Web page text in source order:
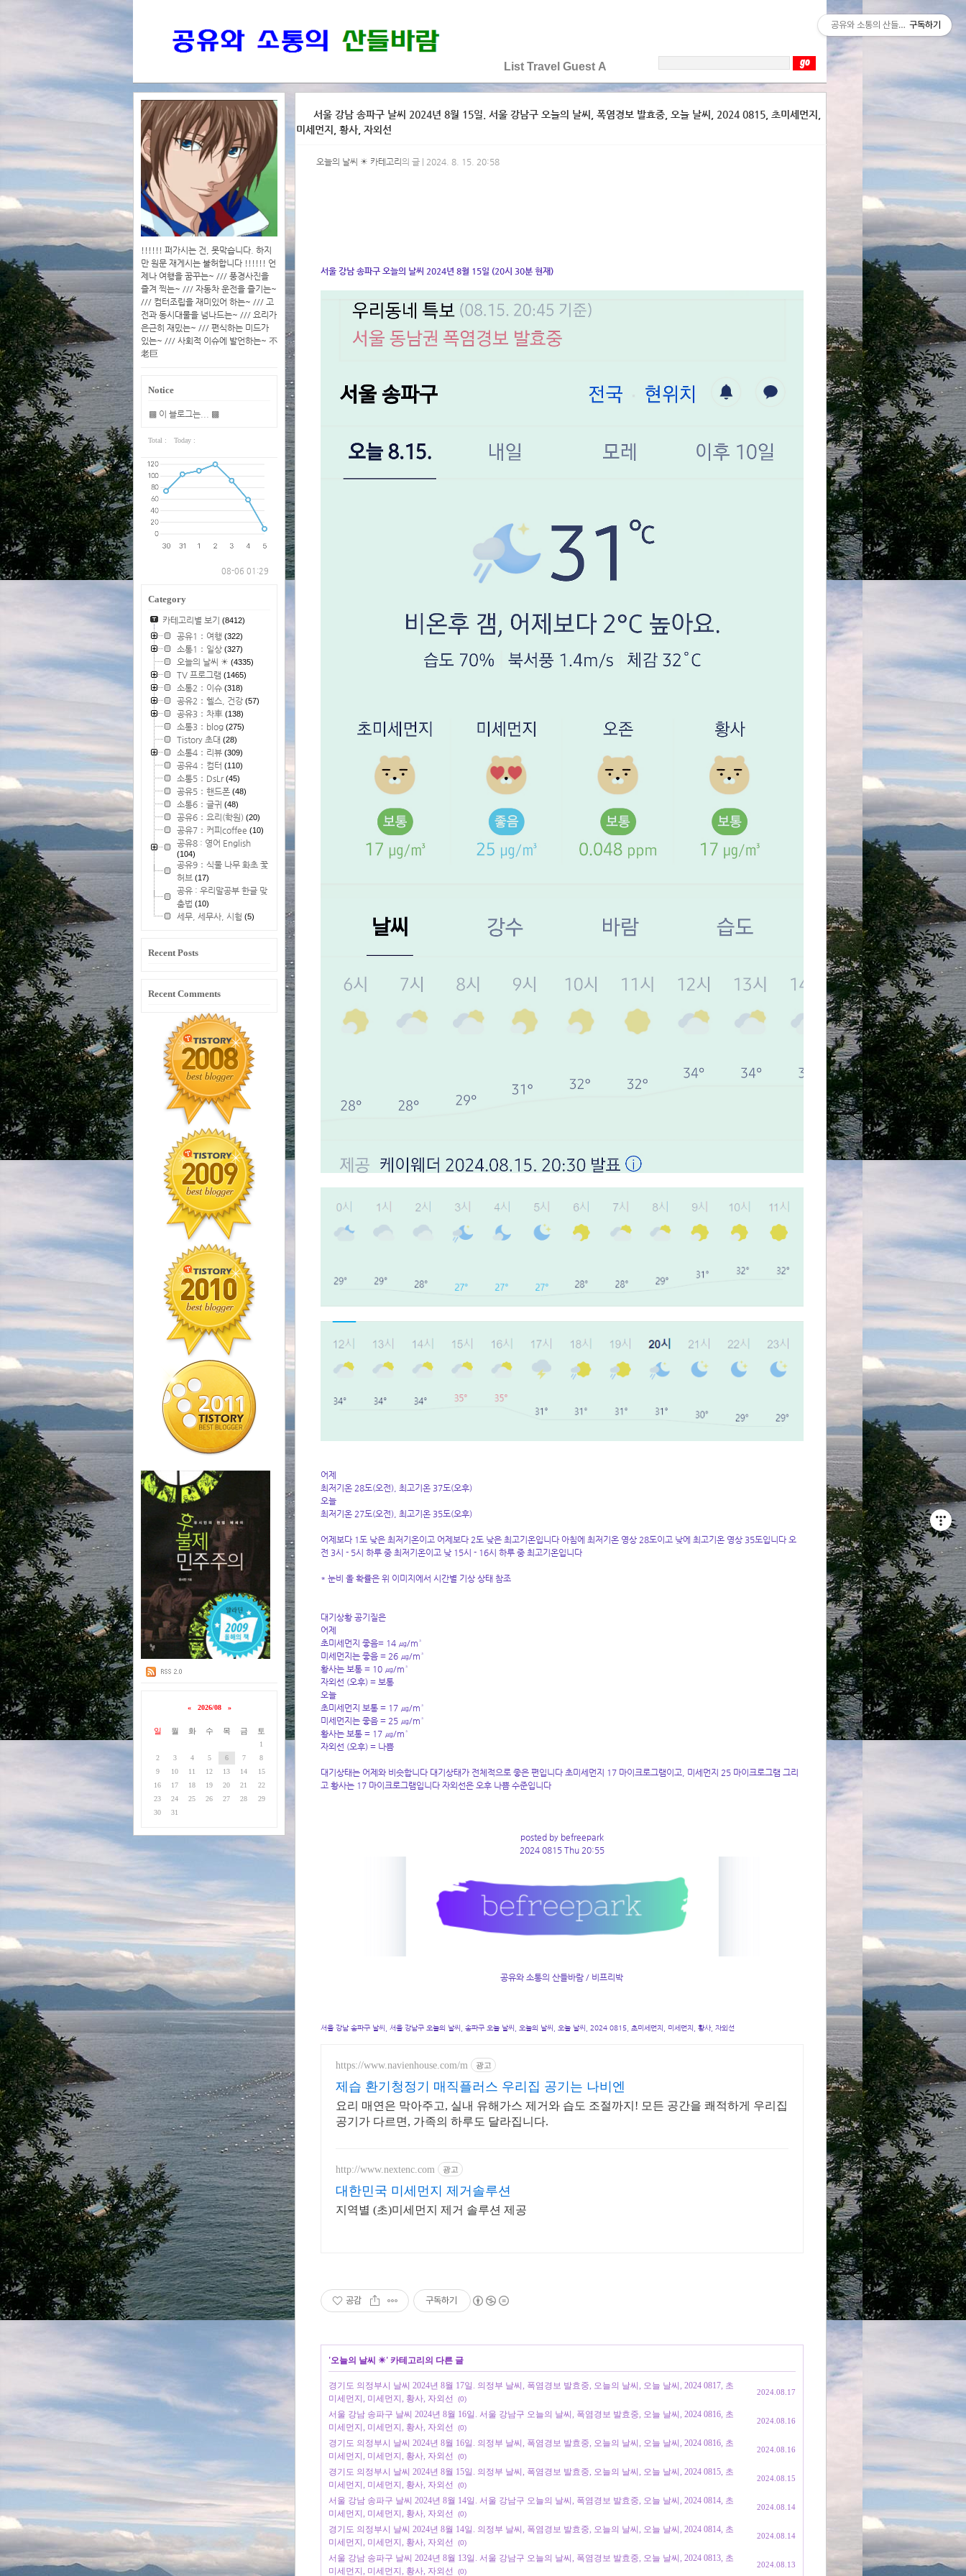
List Travel Guest A
!!!!!! 퍼가시는 건, 못막습니다. 하지
만 원문 재게시는 불허합니다 !!!!!! 언
제나 여행을 꿈꾸는~ /// 풍경사진을
즐겨 찍는~ /// 자동차 운전을 즐기는~
/// 컴터조립을 재미있어 하는~ /// 고
전과 동시대물을 넘나드는~ /// 요리가
은근히 재밌는~ /// 편식하는 미드가
있는~ /// 사회적 이슈에 발언하는~ 不
老巨
Notice
▩ 이 블로그는... ▩
Total : Today :
08-06 01:29
Category
카테고리별 보기 (8412)
공유1：여행 (322)
소통1：일상(327)
오늘의 날씨 ☀ (4335)
TV 프로그램 (1465)
소통2：이슈(318)
공유2：헬스, 건강(57)
공유3：차車(138)
소통3：blog(275)
Tistory 초대 (28)
소통4：리뷰(309)
공유4：컴터 (110)
소통5：DsLr(45)
공유5：핸드폰(48)
소통6：글귀 (48)
공유6：요리(학원)(20)
공유7：커피coffee (10)
공유8 : 영어 English
(104)
공유9：식물 나무 화초 꽃
허브 (17)
공유 : 우리말공부 한글 맞
춤법 (10)
세무, 세무사, 시험 (5)
Recent Posts
Recent Comments
« 2026/08 »
일 월 화 수 목 금 토
1
2
3 4 5 6 7
8
9
10 11 12 13 14
15
16
17 18 19 20 21
22
23
24 25 26 27 28
29
30
31
서울 강남 송파구 날씨 2024년 8월 15일. 서울 강남구 오늘의 날씨, 폭염경보 발효중, 오늘 날씨, 2024 0815, 초미세먼지,
미세먼지, 황사, 자외선
오늘의 날씨 ☀ 카테고리 의 글 | 2024. 8. 15. 20:58
서울 강남 송파구 오늘의 날씨 2024년 8월 15일 (20시 30분 현재)
어제
최저기온 28도(오전), 최고기온 37도(오후)
오늘
최저기온 27도(오전), 최고기온 35도(오후)
어제보다 1도 낮은 최저기온이고 어제보다 2도 낮은 최고기온입니다 아침에 최저기온 영상 28도이고 낮에 최고기온 영상 35도입니다 오
전 3시 - 5시 하루 중 최저기온이고 낮 15시 - 16시 하루 중 최고기온입니다
* 눈비 올 확률은 위 이미지에서 시간별 기상 상태 참조
대기상황 공기질은
어제
초미세먼지 좋음= 14 ㎍/m³
미세먼지는 좋음 = 26 ㎍/m³
황사는 보통 = 10 ㎍/m³
자외선 (오후) = 보통
오늘
초미세먼지 보통 = 17 ㎍/m³
미세먼지는 좋음 = 25 ㎍/m³
황사는 보통 = 17 ㎍/m³
자외선 (오후) = 나쁨
대기상태는 어제와 비슷합니다 대기상태가 전체적으로 좋은 편입니다 초미세먼지 17 마이크로그램이고, 미세먼지 25 마이크로그램 그리
고 황사는 17 마이크로그램입니다 자외선은 오후 나쁨 수준입니다
posted by befreepark
2024 0815 Thu 20:55
공유와 소통의 산들바람 / 비프리박
서울 강남 송파구 날씨, 서울 강남구 오늘의 날씨, 송파구 오늘 날씨, 오늘의 날씨, 오늘 날씨, 2024 0815, 초미세먼지, 미세먼지, 황사, 자외선
https://www.navienhouse.com/m 광고
제습 환기청정기 매직플러스 우리집 공기는 나비엔
요리 매연은 막아주고, 실내 유해가스 제거와 습도 조절까지! 모든 공간을 쾌적하게 우리집
공기가 다르면, 가족의 하루도 달라집니다.
http://www.nextenc.com 광고
대한민국 미세먼지 제거솔루션
지역별 (초)미세먼지 제거 솔루션 제공
공감 구독하기
'오늘의 날씨 ☀' 카테고리의 다른 글
경기도 의정부시 날씨 2024년 8월 17일. 의정부 날씨, 폭염경보 발효중, 오늘의 날씨, 오늘 날씨, 2024 0817, 초
미세먼지, 미세먼지, 황사, 자외선
(0)
2024.08.17
서울 강남 송파구 날씨 2024년 8월 16일. 서울 강남구 오늘의 날씨, 폭염경보 발효중, 오늘 날씨, 2024 0816, 초
미세먼지, 미세먼지, 황사, 자외선
(0)
2024.08.16
경기도 의정부시 날씨 2024년 8월 16일. 의정부 날씨, 폭염경보 발효중, 오늘의 날씨, 오늘 날씨, 2024 0816, 초
미세먼지, 미세먼지, 황사, 자외선
(0)
2024.08.16
경기도 의정부시 날씨 2024년 8월 15일. 의정부 날씨, 폭염경보 발효중, 오늘의 날씨, 오늘 날씨, 2024 0815, 초
미세먼지, 미세먼지, 황사, 자외선
(0)
2024.08.15
서울 강남 송파구 날씨 2024년 8월 14일. 서울 강남구 오늘의 날씨, 폭염경보 발효중, 오늘 날씨, 2024 0814, 초
미세먼지, 미세먼지, 황사, 자외선
(0)
2024.08.14
경기도 의정부시 날씨 2024년 8월 14일. 의정부 날씨, 폭염경보 발효중, 오늘의 날씨, 오늘 날씨, 2024 0814, 초
미세먼지, 미세먼지, 황사, 자외선
(0)
2024.08.14
서울 강남 송파구 날씨 2024년 8월 13일. 서울 강남구 오늘의 날씨, 폭염경보 발효중, 오늘 날씨, 2024 0813, 초
미세먼지, 미세먼지, 황사, 자외선
(0)
2024.08.13
공유와 소통의 산들바람구독하기